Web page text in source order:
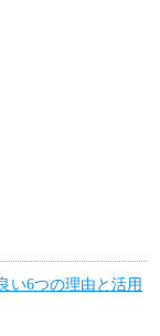
い6つの理由と活用